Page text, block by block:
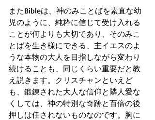
またBibleは、神のみことばを素直な幼
児のように、純粋に信じて受け入れる
ことが何よりも大切であり、そのみこ
とばを生き様にできる、主イエスのよ
うな本物の大人を目指しながら変わり
続けることも、同じくらい重要だと教
え説きます。クリスチャンといえど
も、鍛錬された大人な信仰と隣人愛な
くしては、神の特別な奇跡と百倍の後
押しは任されないものなのです。胸に